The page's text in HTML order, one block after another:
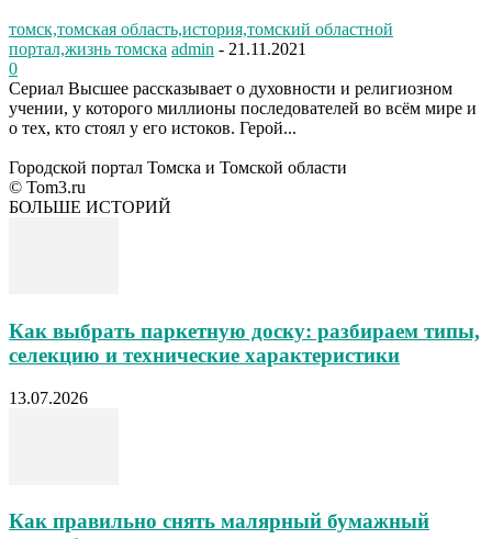
томск,томская область,история,томский областной
портал,жизнь томска admin - 21.11.2021
0
Сериал Высшее рассказывает о духовности и религиозном
учении, у которого миллионы последователей во всём мире и
о тех, кто стоял у его истоков. Герой...
Городской портал Томска и Томской области
© Tom3.ru
БОЛЬШЕ ИСТОРИЙ
Как выбрать паркетную доску: разбираем типы,
селекцию и технические характеристики
13.07.2026
Как правильно снять малярный бумажный